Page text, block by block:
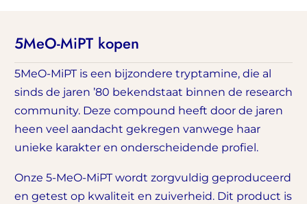
5MeO-MiPT kopen
5MeO-MiPT is een bijzondere tryptamine, die al
sinds de jaren ’80 bekendstaat binnen de research
community. Deze compound heeft door de jaren
heen veel aandacht gekregen vanwege haar
unieke karakter en onderscheidende profiel.
Onze 5-MeO-MiPT wordt zorgvuldig geproduceerd
en getest op kwaliteit en zuiverheid. Dit product is